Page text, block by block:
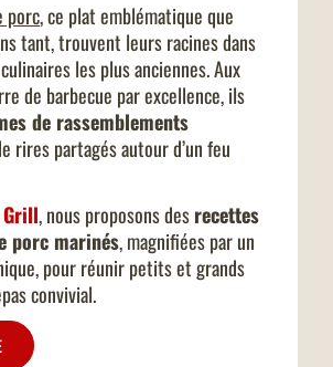
porc, ce plat emblématique que
tant, trouvent leurs racines dans
les plus anciennes. Aux
de barbecue par excellence, ils
de rassemblements
rires partagés autour d’un feu
, nous proposons desrecettes
porc marinés, magnifiées par un
pour réunir petits et grands
convivial.